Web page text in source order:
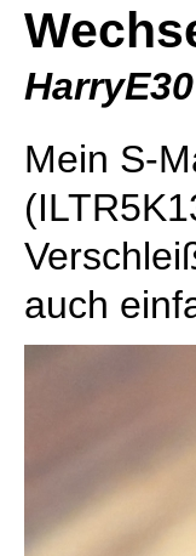
HarryE30
Mein S-
auch